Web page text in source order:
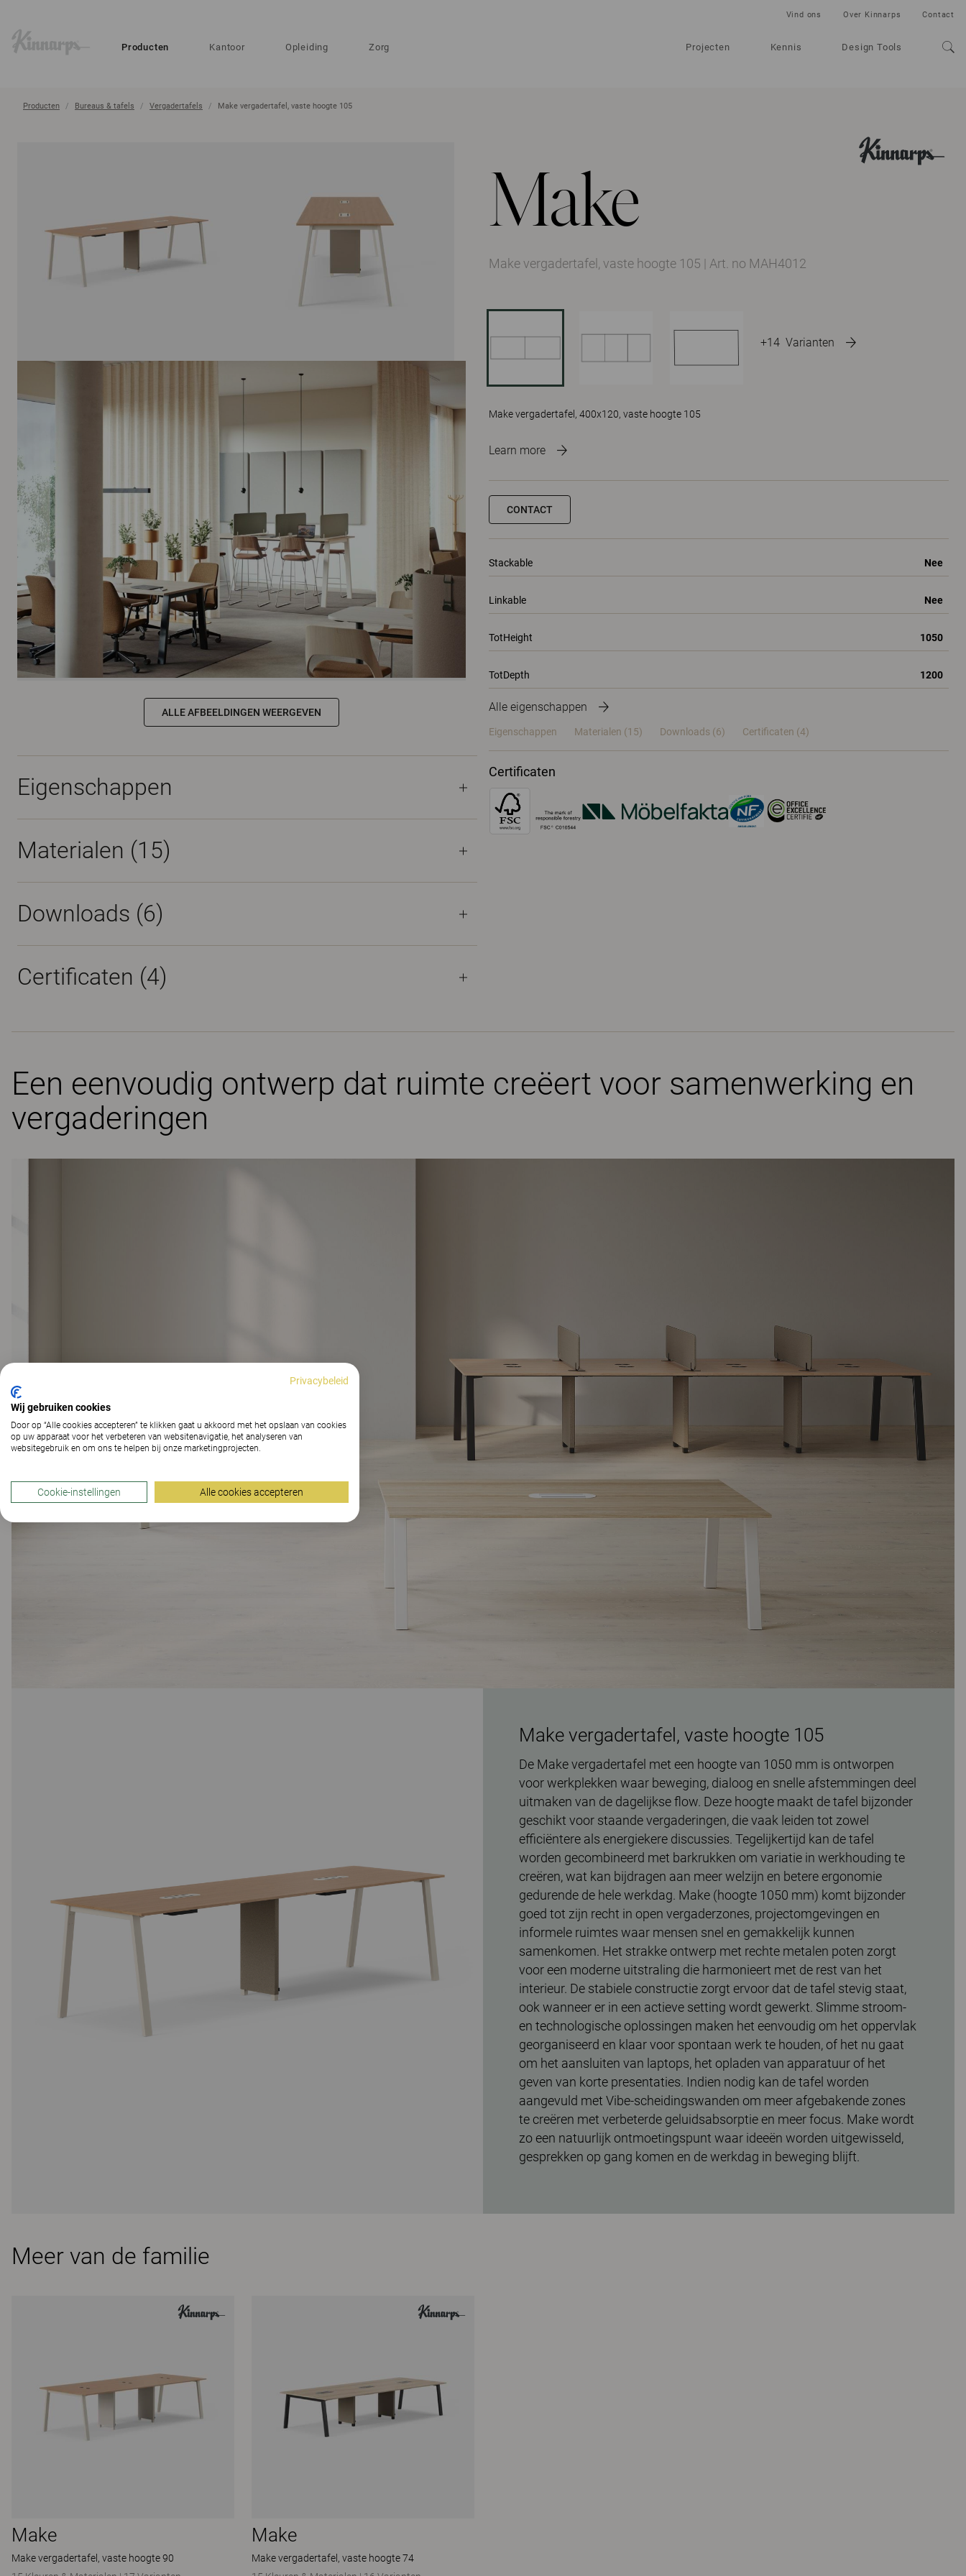
Producten Kantoor Opleiding Zorg Projecten Kennis Design Tools
Vind ons Over Kinnarps Contact
Producten Bureaus & tafels Vergadertafels Make vergadertafel, vaste hoogte 105
Make
+14 Varianten
Make vergadertafel, vaste hoogte 105 | Art. no MAH4012
Make vergadertafel, 400x120, vaste hoogte 105
Learn more
CONTACT
Stackable Nee
Linkable Nee
TotHeight 1050
TotDepth 1200
Alle eigenschappen
Eigenschappen Materialen (15) Downloads (6) Certificaten (4)
Certificaten
ALLE AFBEELDINGEN WEERGEVEN
Eigenschappen
Materialen (15)
Downloads (6)
Certificaten (4)
Een eenvoudig ontwerp dat ruimte creëert voor samenwerking en
vergaderingen
Make vergadertafel, vaste hoogte 105
De Make vergadertafel met een hoogte van 1050 mm is ontworpen
voor werkplekken waar beweging, dialoog en snelle afstemmingen deel
uitmaken van de dagelijkse flow. Deze hoogte maakt de tafel bijzonder
geschikt voor staande vergaderingen, die vaak leiden tot zowel
efficiëntere als energiekere discussies. Tegelijkertijd kan de tafel
worden gecombineerd met barkrukken om variatie in werkhouding te
creëren, wat kan bijdragen aan meer welzijn en betere ergonomie
gedurende de hele werkdag. Make (hoogte 1050 mm) komt bijzonder
goed tot zijn recht in open vergaderzones, projectomgevingen en
informele ruimtes waar mensen snel en gemakkelijk kunnen
samenkomen. Het strakke ontwerp met rechte metalen poten zorgt
voor een moderne uitstraling die harmonieert met de rest van het
interieur. De stabiele constructie zorgt ervoor dat de tafel stevig staat,
ook wanneer er in een actieve setting wordt gewerkt. Slimme stroom-
en technologische oplossingen maken het eenvoudig om het oppervlak
georganiseerd en klaar voor spontaan werk te houden, of het nu gaat
om het aansluiten van laptops, het opladen van apparatuur of het
geven van korte presentaties. Indien nodig kan de tafel worden
aangevuld met Vibe-scheidingswanden om meer afgebakende zones
te creëren met verbeterde geluidsabsorptie en meer focus. Make wordt
zo een natuurlijk ontmoetingspunt waar ideeën worden uitgewisseld,
gesprekken op gang komen en de werkdag in beweging blijft.
Meer van de familie
Make
Make vergadertafel, vaste hoogte 90
Make
Make vergadertafel, vaste hoogte 74
Privacybeleid
Wij gebruiken cookies
Door op “Alle cookies accepteren” te klikken gaat u akkoord met het opslaan van cookies
op uw apparaat voor het verbeteren van websitenavigatie, het analyseren van
websitegebruik en om ons te helpen bij onze marketingprojecten.
Cookie-instellingen Alle cookies accepteren